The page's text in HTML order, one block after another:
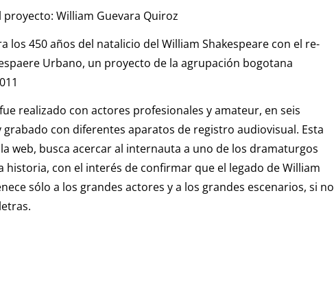
William Guevara Quiroz
los 450 años del natalicio del William Shakespeare con el re-
Urbano, un proyecto de la agrupación bogotana
realizado con actores profesionales y amateur, en seis
con diferentes aparatos de registro audiovisual. Esta
web, busca acercar al internauta a uno de los dramaturgos
historia, con el interés de confirmar que el legado de William
sólo a los grandes actores y a los grandes escenarios, si no